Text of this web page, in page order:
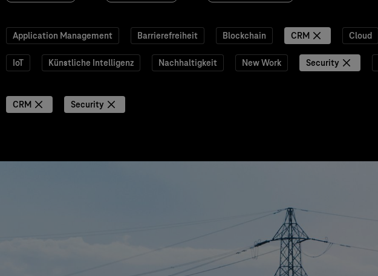
Application Management Barrierefreiheit Blockchain CRM Cloud
IoT Künstliche Intelligenz Nachhaltigkeit New Work Security
CRM Security